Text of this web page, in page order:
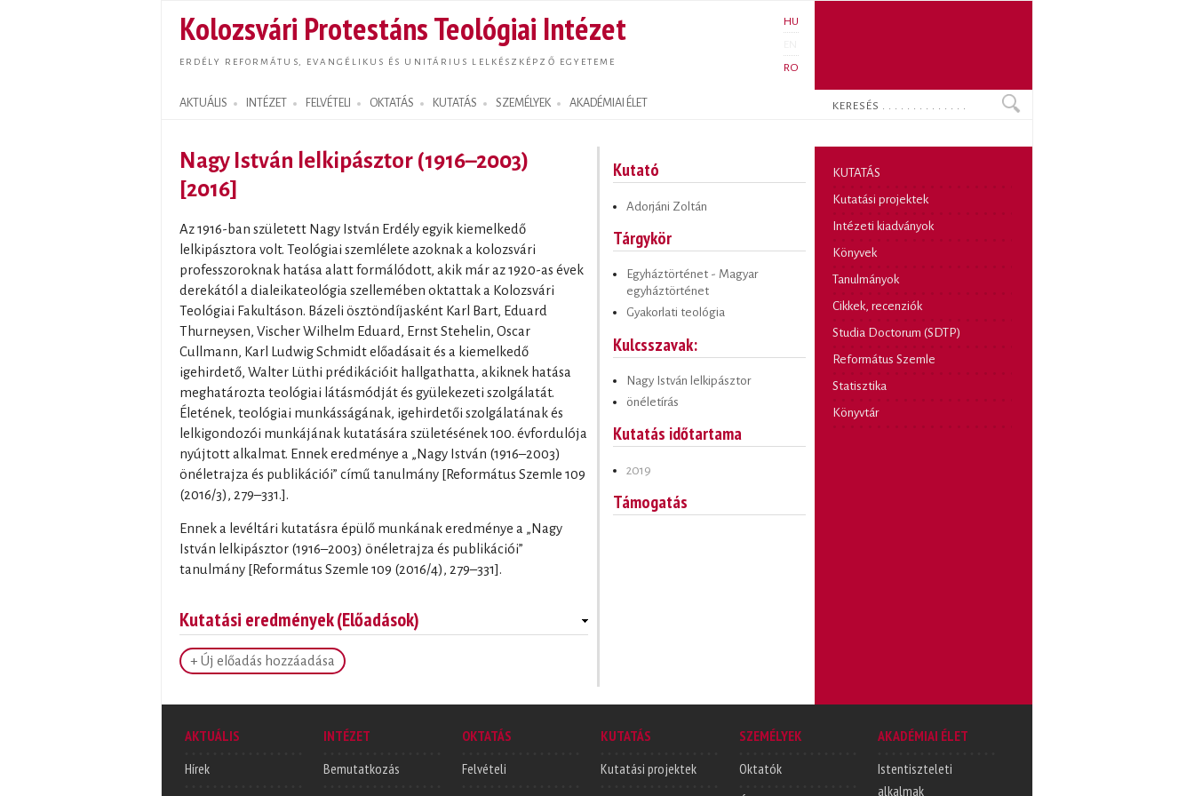
tartalomra
Kolozsvári Protestáns Teológiai Intézet
ERDÉLY REFORMÁTUS, EVANGÉLIKUS ÉS UNITÁRIUS LELKÉSZKÉPZŐ EGYETEME
HU
RO
AKTUÁLIS INTÉZET FELVÉTELI OKTATÁS KUTATÁS SZEMÉLYEK AKADÉMIAI ÉLET
Search form
Keresés
Nagy István lelkipásztor (1916–2003)
[2016]
Az 1916-ban született Nagy István Erdély egyik kiemelkedő
lelkipásztora volt. Teológiai szemlélete azoknak a kolozsvári
professzoroknak hatása alatt formálódott, akik már az 1920-as évek
derekától a dialeikateológia szellemében oktattak a Kolozsvári
Teológiai Fakultáson. Bázeli ösztöndíjasként Karl Bart, Eduard
Thurneysen, Vischer Wilhelm Eduard, Ernst Stehelin, Oscar
Cullmann, Karl Ludwig Schmidt előadásait és a kiemelkedő
igehirdető, Walter Lüthi prédikációit hallgathatta, akiknek hatása
meghatározta teológiai látásmódját és gyülekezeti szolgálatát.
Életének, teológiai munkásságának, igehirdetői szolgálatának és
lelkigondozói munkájának kutatására születésének 100. évfordulója
nyújtott alkalmat. Ennek eredménye a „Nagy István (1916–2003)
önéletrajza és publikációi” című tanulmány [Református Szemle 109
(2016/3), 279–331.].
Ennek a levéltári kutatásra épülő munkának eredménye a „Nagy
István lelkipásztor (1916–2003) önéletrajza és publikációi”
tanulmány [Református Szemle 109 (2016/4), 279–331].
Kutatási eredmények (Előadások)
+ Új előadás hozzáadása
Kutató
Adorjáni Zoltán
Tárgykör
Egyháztörténet - Magyar
egyháztörténet
Gyakorlati teológia
Kulcsszavak:
Nagy István lelkipásztor
önéletírás
Kutatás időtartama
2019
Támogatás
KUTATÁS
Kutatási projektek
Intézeti kiadványok
Könyvek
Tanulmányok
Cikkek, recenziók
Studia Doctorum (SDTP)
Református Szemle
Statisztika
Könyvtár
AKTUÁLIS
Hírek
INTÉZET
Bemutatkozás
OKTATÁS
Felvételi
KUTATÁS
Kutatási projektek
SZEMÉLYEK
Oktatók
AKADÉMIAI ÉLET
Istentiszteleti
alkalmak